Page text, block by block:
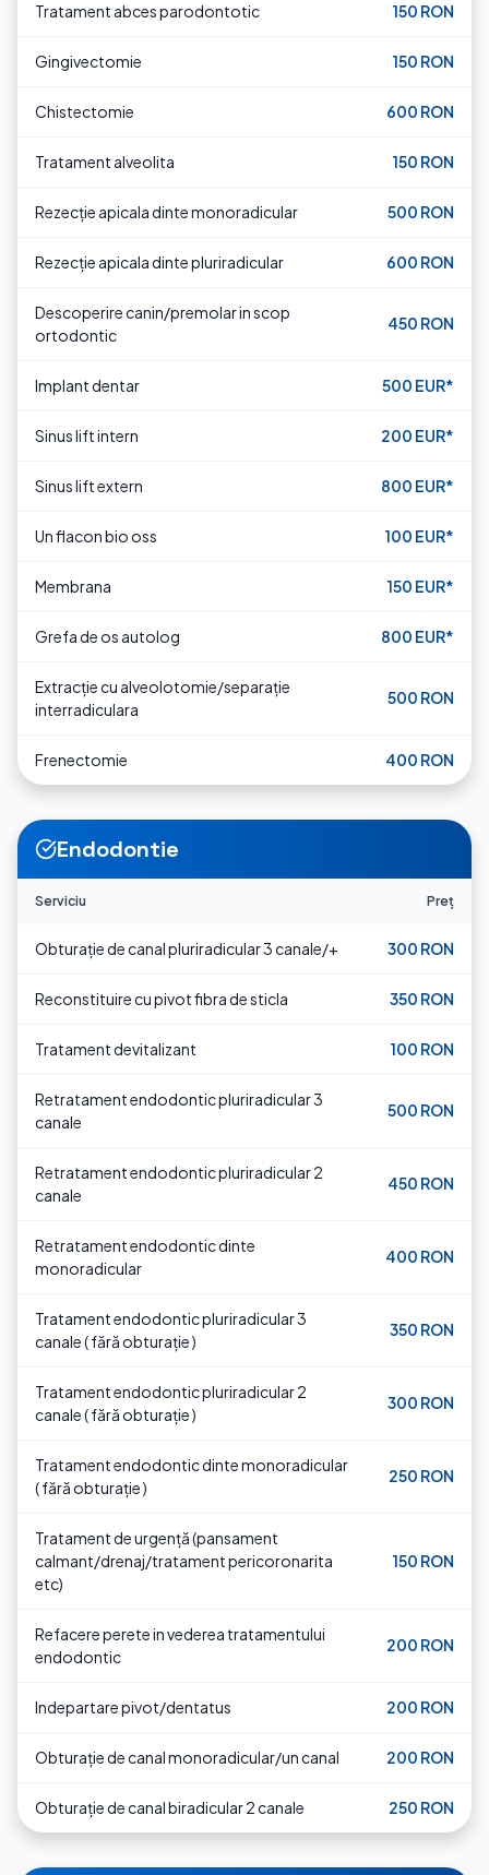
Tratament abces parodontotic 150 RON
Gingivectomie 150 RON
Chistectomie 600 RON
Tratament alveolita 150 RON
Rezecție apicala dinte monoradicular 500 RON
Rezecție apicala dinte pluriradicular 600 RON
Descoperire canin/premolar in scop
ortodontic
450 RON
Implant dentar 500 EUR*
Sinus lift intern 200 EUR*
Sinus lift extern 800 EUR*
Un flacon bio oss 100 EUR*
Membrana 150 EUR*
Grefa de os autolog 800 EUR*
Extracție cu alveolotomie/separație
interradiculara
500 RON
Frenectomie 400 RON
Endodontie
Serviciu Preț
Obturație de canal pluriradicular 3 canale/+ 300 RON
Reconstituire cu pivot fibra de sticla 350 RON
Tratament devitalizant 100 RON
Retratament endodontic pluriradicular 3
canale
500 RON
Retratament endodontic pluriradicular 2
canale
450 RON
Retratament endodontic dinte
monoradicular
400 RON
Tratament endodontic pluriradicular 3
canale ( fără obturație )
350 RON
Tratament endodontic pluriradicular 2
canale ( fără obturație )
300 RON
Tratament endodontic dinte monoradicular
( fără obturație )
250 RON
Tratament de urgență (pansament
calmant/drenaj/tratament pericoronarita
etc)
150 RON
Refacere perete in vederea tratamentului
endodontic
200 RON
Indepartare pivot/dentatus 200 RON
Obturație de canal monoradicular/un canal 200 RON
Obturație de canal biradicular 2 canale 250 RON